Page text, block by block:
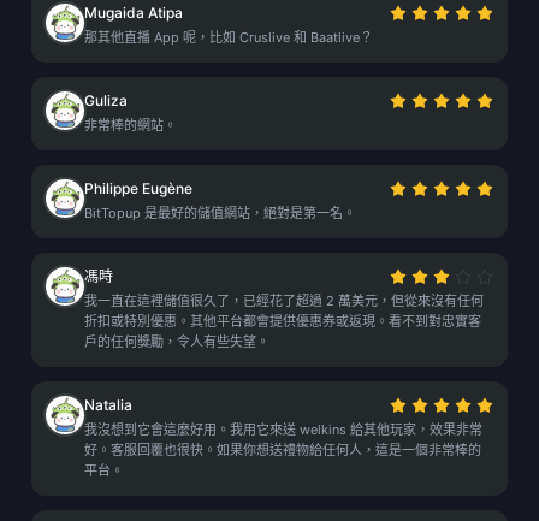
Mugaida Atipa
那其他直播 App 呢，比如 Cruslive 和 Baatlive？
Guliza
非常棒的網站。
Philippe Eugène
BitTopup 是最好的儲值網站，絕對是第一名。
馮時
我一直在這裡儲值很久了，已經花了超過 2 萬美元，但從來沒有任何
折扣或特別優惠。其他平台都會提供優惠券或返現。看不到對忠實客
戶的任何獎勵，令人有些失望。
Natalia
我沒想到它會這麼好用。我用它來送 welkins 給其他玩家，效果非常
好。客服回覆也很快。如果你想送禮物給任何人，這是一個非常棒的
平台。